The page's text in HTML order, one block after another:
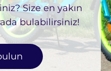
Size en yakın
bulabilirsiniz!